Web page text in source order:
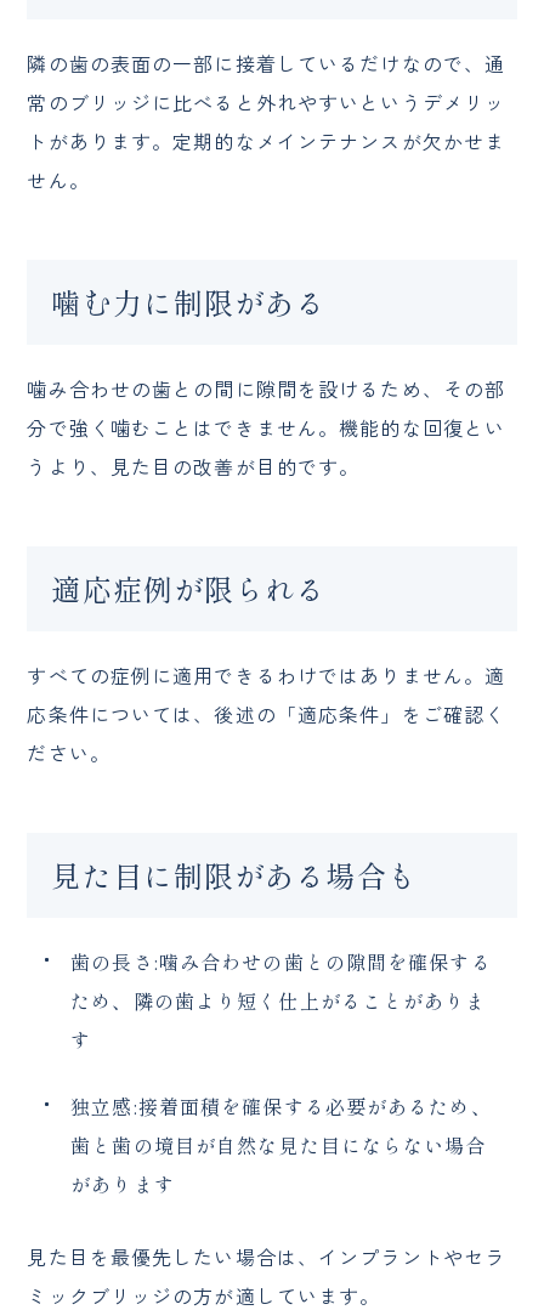
隣の歯の表面の一部に接着しているだけなので、通
常のブリッジに比べると外れやすいというデメリッ
トがあります。定期的なメインテナンスが欠かせま
せん。
噛む力に制限がある
噛み合わせの歯との間に隙間を設けるため、その部
分で強く噛むことはできません。機能的な回復とい
うより、見た目の改善が目的です。
適応症例が限られる
すべての症例に適用できるわけではありません。適
応条件については、後述の「適応条件」をご確認く
ださい。
見た目に制限がある場合も
歯の長さ:噛み合わせの歯との隙間を確保する
ため、隣の歯より短く仕上がることがありま
す
独立感:接着面積を確保する必要があるため、
歯と歯の境目が自然な見た目にならない場合
があります
見た目を最優先したい場合は、インプラントやセラ
ミックブリッジの方が適しています。